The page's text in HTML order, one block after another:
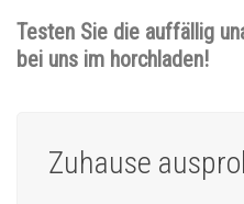
Testen Sie die auffällig
bei uns im horchladen!
Zuhause